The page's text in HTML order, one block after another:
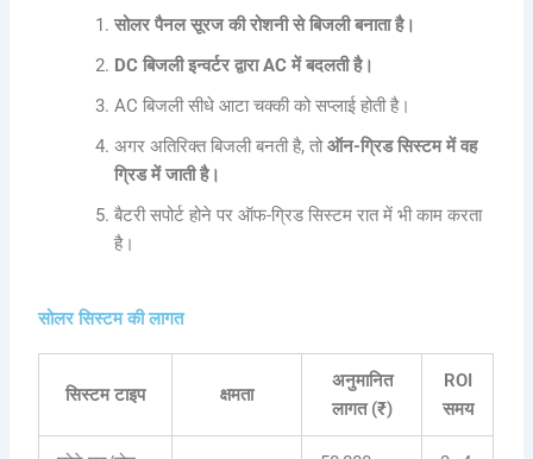
सोलर पैनल सूरज की रोशनी से बिजली बनाता है।
DC बिजली इन्वर्टर द्वारा AC में बदलती है।
AC बिजली सीधे आटा चक्की को सप्लाई होती है।
अगर अतिरिक्त बिजली बनती है, तोऑन-ग्रिड सिस्टम में वह
ग्रिड में जाती है।
बैटरी सपोर्ट होने पर ऑफ-ग्रिड सिस्टम रात में भी काम करता
है।
सोलर सिस्टम की लागत
सिस्टम टाइप क्षमता
अनुमानित
लागत (₹)
ROI
समय